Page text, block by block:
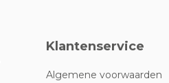
Klantenservice
Algemene voorwaarden